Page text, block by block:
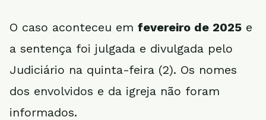
O caso aconteceu em fevereiro de 2025 e
a sentença foi julgada e divulgada pelo
Judiciário na quinta-feira (2). Os nomes
dos envolvidos e da igreja não foram
informados.